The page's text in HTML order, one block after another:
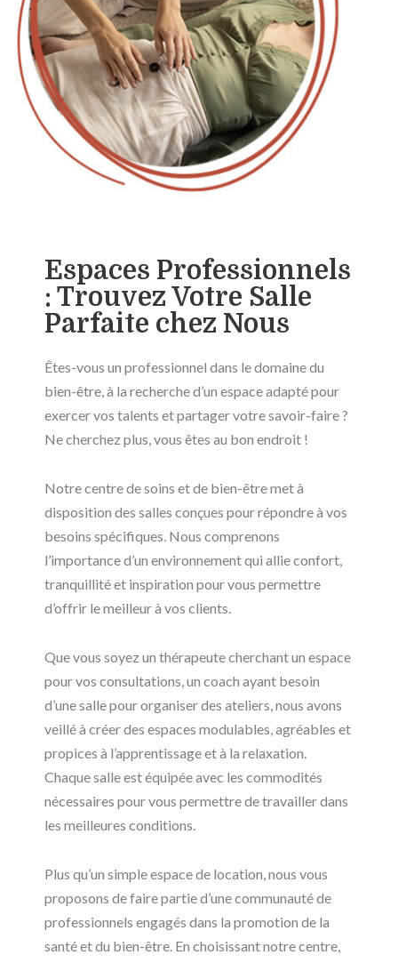
Espaces Professionnels
: Trouvez Votre Salle
Parfaite chez Nous
Êtes-vous un professionnel dans le domaine du
bien-être, à la recherche d’un espace adapté pour
exercer vos talents et partager votre savoir-faire ?
Ne cherchez plus, vous êtes au bon endroit !
Notre centre de soins et de bien-être met à
disposition des salles conçues pour répondre à vos
besoins spécifiques. Nous comprenons
l’importance d’un environnement qui allie confort,
tranquillité et inspiration pour vous permettre
d’offrir le meilleur à vos clients.
Que vous soyez un thérapeute cherchant un espace
pour vos consultations, un coach ayant besoin
d’une salle pour organiser des ateliers, nous avons
veillé à créer des espaces modulables, agréables et
propices à l’apprentissage et à la relaxation.
Chaque salle est équipée avec les commodités
nécessaires pour vous permettre de travailler dans
les meilleures conditions.
Plus qu’un simple espace de location, nous vous
proposons de faire partie d’une communauté de
professionnels engagés dans la promotion de la
santé et du bien-être. En choisissant notre centre,